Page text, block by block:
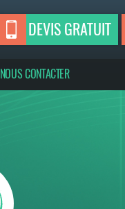
DEVIS GRATUIT
NOUS CONTACTER